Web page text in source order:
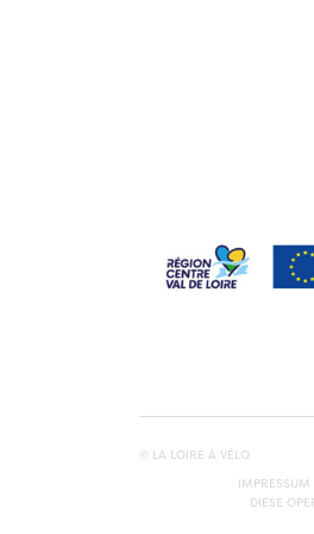
© LA LOIRE À VÉLO
IMPRESSUM
DIESE